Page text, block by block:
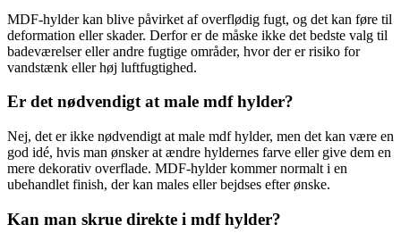
MDF-hylder kan blive påvirket af overflødig fugt, og det kan føre til
deformation eller skader. Derfor er de måske ikke det bedste valg til
badeværelser eller andre fugtige områder, hvor der er risiko for
vandstænk eller høj luftfugtighed.
Er det nødvendigt at male mdf hylder?
Nej, det er ikke nødvendigt at male mdf hylder, men det kan være en
god idé, hvis man ønsker at ændre hyldernes farve eller give dem en
mere dekorativ overflade. MDF-hylder kommer normalt i en
ubehandlet finish, der kan males eller bejdses efter ønske.
Kan man skrue direkte i mdf hylder?